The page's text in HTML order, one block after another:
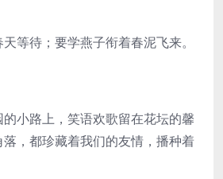
等待；要学燕子衔着春泥飞来。
小路上，笑语欢歌留在花坛的馨
，都珍藏着我们的友情，播种着